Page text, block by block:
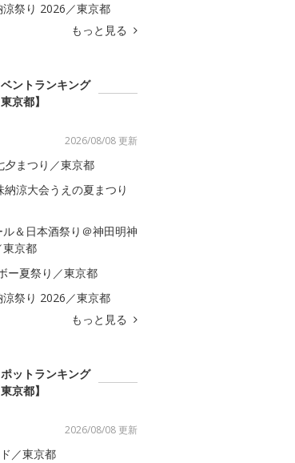
祭り 2026／東京都
もっと見る
ントランキング
東京都】
2026/08/08 更新
夕まつり／東京都
涼大会うえの夏まつり
＆日本酒祭り＠神田明神
京都
ー夏祭り／東京都
祭り 2026／東京都
もっと見る
ットランキング
東京都】
2026/08/08 更新
／東京都